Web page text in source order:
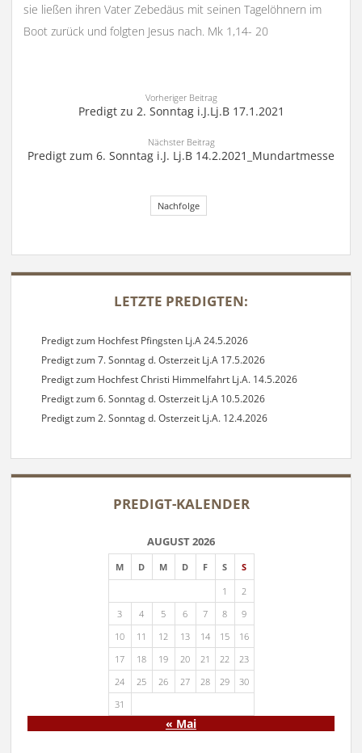
sie ließen ihren Vater Zebedäus mit seinen Tagelöhnern im
Boot zurück und folgten Jesus nach. Mk 1,14- 20
Vorheriger Beitrag
Predigt zu 2. Sonntag i.J.Lj.B 17.1.2021
Nächster Beitrag
Predigt zum 6. Sonntag i.J. Lj.B 14.2.2021_Mundartmesse
Nachfolge
SIDEBAR
LETZTE PREDIGTEN:
Predigt zum Hochfest Pfingsten Lj.A 24.5.2026
Predigt zum 7. Sonntag d. Osterzeit Lj.A 17.5.2026
Predigt zum Hochfest Christi Himmelfahrt Lj.A. 14.5.2026
Predigt zum 6. Sonntag d. Osterzeit Lj.A 10.5.2026
Predigt zum 2. Sonntag d. Osterzeit Lj.A. 12.4.2026
PREDIGT-KALENDER
AUGUST 2026
M D M D F S
S
1
2
3
4 5 6 7 8
9
10
11 12 13 14 15
16
17
18 19 20 21 22
23
24
25 26 27 28 29
30
31
« Mai